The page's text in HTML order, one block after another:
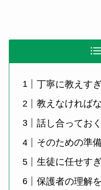
丁寧に教えす
教えなければ
話し合っておく
そのための準
生徒に任せすぎ
保護者の理解を